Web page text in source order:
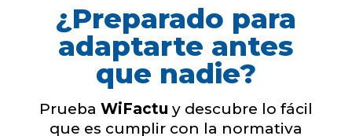
¿Preparado para
adaptarte antes
que nadie?
Prueba WiFactu y descubre lo fácil
que es cumplir con la normativa